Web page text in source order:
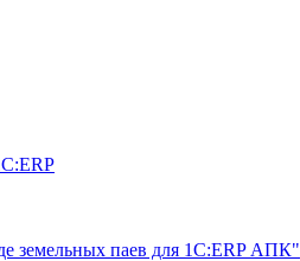
земельных паев для 1С:ERP АПК"